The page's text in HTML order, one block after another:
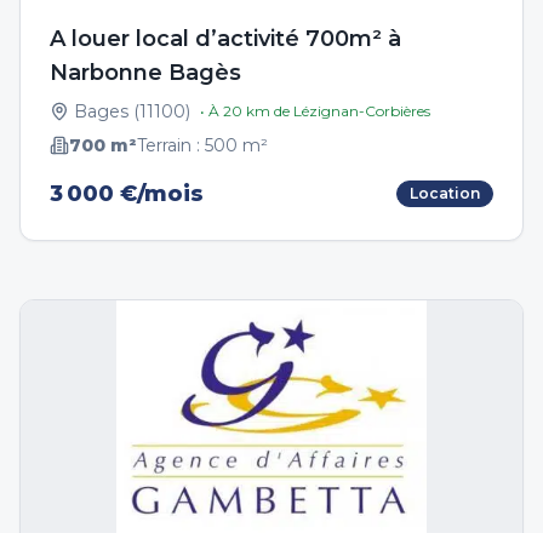
A louer local d’activité 700m² à
Narbonne Bagès
Bages (11100) • À 20 km de Lézignan-Corbières
700 m²Terrain : 500 m²
3 000 €/mois Location